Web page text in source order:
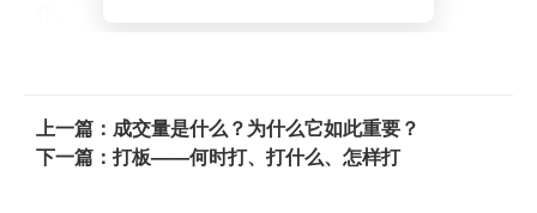
上一篇：成交量是什么？为什么它如此重要？
下一篇：打板——何时打、打什么、怎样打